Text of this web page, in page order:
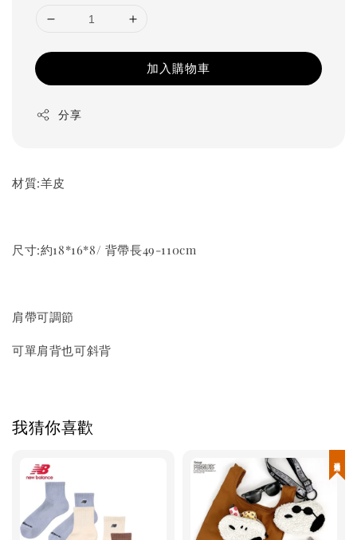
加入購物車
分享
材質:羊皮
尺寸:約18*16*8/ 背帶長49-110cm
肩帶可調節
可單肩背也可斜背
我猜你喜歡